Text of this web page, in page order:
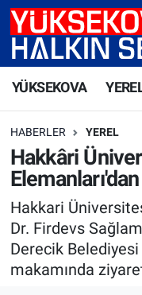
YÜKSEKOVA
HABERLER YEREL
Hakkâri
Hakkari
Dr. Firdevs
Derecik Belediyesi
makamında
Yüksekova
Yüksekova
Süper Lig Puan
Tüm Manşetler
Son Dakika